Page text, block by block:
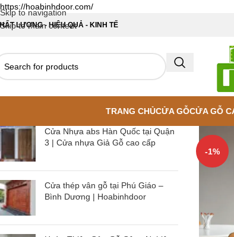
https://hoabinhdoor.com/
Skip to navigation
Skip to main content
LƯỢNG - HIỆU QUẢ - KINH TẾ
TRANG CHỦCỬA GỖCỬA GỖ
Cửa Nhựa abs Hàn Quốc tại Quận
3 | Cửa nhựa Giả Gỗ cao cấp
Cửa thép vân gỗ tại Phú Giáo –
Bình Dương | Hoabinhdoor
-1%